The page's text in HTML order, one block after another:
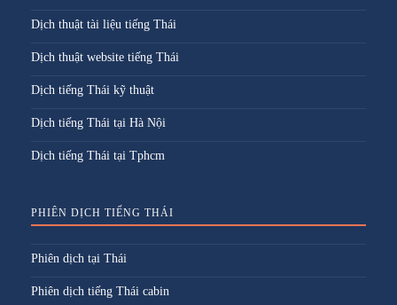
Dịch thuật tài liệu tiếng Thái
Dịch thuật website tiếng Thái
Dịch tiếng Thái kỹ thuật
Dịch tiếng Thái tại Hà Nội
Dịch tiếng Thái tại Tphcm
PHIÊN DỊCH TIẾNG THÁI
Phiên dịch tại Thái
Phiên dịch tiếng Thái cabin